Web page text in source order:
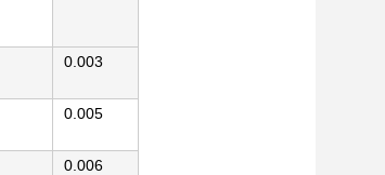
0.003
0.005
0.006